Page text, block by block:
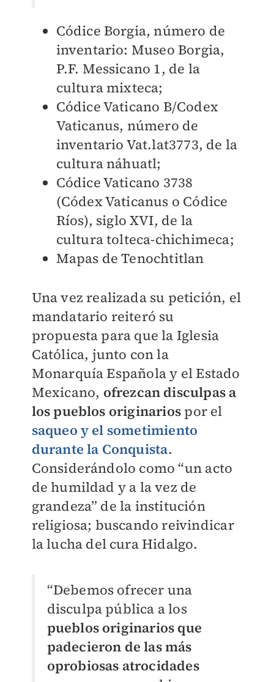
Códice Borgia, número de
inventario: Museo Borgia,
P.F. Messicano 1, de la
cultura mixteca;
Códice Vaticano B/Codex
Vaticanus, número de
inventario Vat.lat3773, de la
cultura náhuatl;
Códice Vaticano 3738
(Códex Vaticanus o Códice
Ríos), siglo XVI, de la
cultura tolteca-chichimeca;
Mapas de Tenochtitlan
Una vez realizada su petición, el
mandatario reiteró su
propuesta para que la Iglesia
Católica, junto con la
Monarquía Española y el Estado
Mexicano, ofrezcan disculpas a
los pueblos originarios por el
saqueo y el sometimiento
durante la Conquista.
Considerándolo como “un acto
de humildad y a la vez de
grandeza” de la institución
religiosa; buscando reivindicar
la lucha del cura Hidalgo.
“Debemos ofrecer una
disculpa pública a los
pueblos originarios que
padecieron de las más
oprobiosas atrocidades